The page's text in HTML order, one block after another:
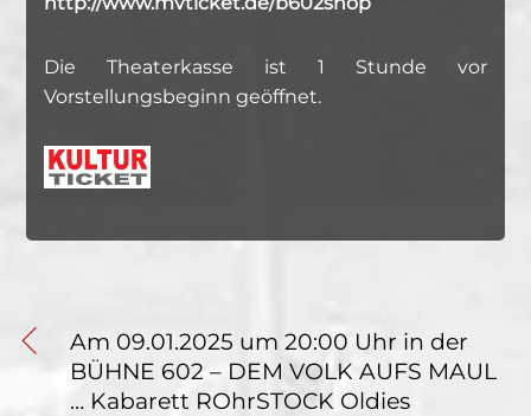
Die Theaterkasse ist 1 Stunde vor
Vorstellungsbeginn geöffnet.
Am 09.01.2025 um 20:00 Uhr in der
BÜHNE 602 – DEM VOLK AUFS MAUL
… Kabarett ROhrSTOCK Oldies